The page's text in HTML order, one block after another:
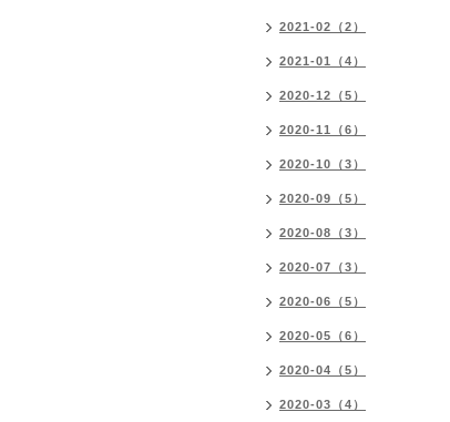
2021-02（2）
2021-01（4）
2020-12（5）
2020-11（6）
2020-10（3）
2020-09（5）
2020-08（3）
2020-07（3）
2020-06（5）
2020-05（6）
2020-04（5）
2020-03（4）